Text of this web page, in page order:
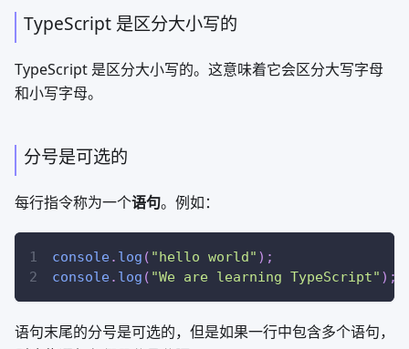
TypeScript 是区分大小写的
TypeScript 是区分大小写的。这意味着它会区分大写字母
和小写字母。
分号是可选的
每行指令称为一个语句。例如：
console. log ( "hello world" ) ;
console. log ( "We are learning TypeScript" ) ;
语句末尾的分号是可选的，但是如果一行中包含多个语句，